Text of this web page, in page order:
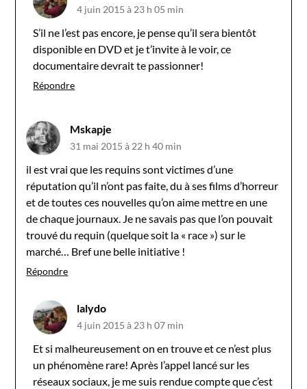
4 juin 2015 à 23 h 05 min
S’il ne l’est pas encore, je pense qu’il sera bientôt
disponible en DVD et je t’invite à le voir, ce
documentaire devrait te passionner!
Répondre
Mskapje
31 mai 2015 à 22 h 40 min
il est vrai que les requins sont victimes d’une
réputation qu’il n’ont pas faite, du à ses films d’horreur
et de toutes ces nouvelles qu’on aime mettre en une
de chaque journaux. Je ne savais pas que l’on pouvait
trouvé du requin (quelque soit la « race ») sur le
marché… Bref une belle initiative !
Répondre
lalydo
4 juin 2015 à 23 h 07 min
Et si malheureusement on en trouve et ce n’est plus
un phénomène rare! Après l’appel lancé sur les
réseaux sociaux, je me suis rendue compte que c’est